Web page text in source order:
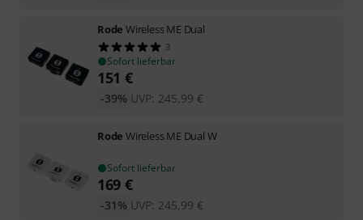
Rode Wireless ME Dual
3
Sofort lieferbar
151 €
UVP: 245,99 €
-39%
Rode Wireless ME Dual W
Sofort lieferbar
169 €
UVP: 245,99 €
-31%